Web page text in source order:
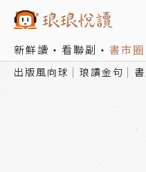
新鮮讀 看聯副 書市圈
出版風向球 琅讀金句